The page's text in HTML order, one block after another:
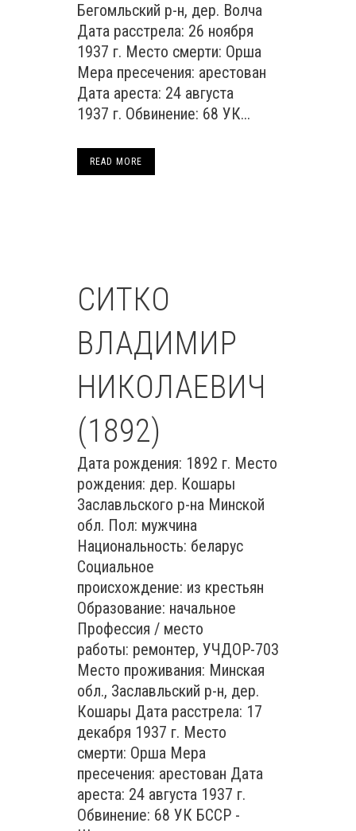
Бегомльский р-н, дер. Волча
Дата расстрела: 26 ноября
1937 г. Место смерти: Орша
Мера пресечения: арестован
Дата ареста: 24 августа
1937 г. Обвинение: 68 УК...
READ MORE
СИТКО
ВЛАДИМИР
НИКОЛАЕВИЧ
(1892)
Дата рождения: 1892 г. Место
рождения: дер. Кошары
Заславльского р-на Минской
обл. Пол: мужчина
Национальность: беларус
Социальное
происхождение: из крестьян
Образование: начальное
Профессия / место
работы: ремонтер, УЧДОР-703
Место проживания: Минская
обл., Заславльский р-н, дер.
Кошары Дата расстрела: 17
декабря 1937 г. Место
смерти: Орша Мера
пресечения: арестован Дата
ареста: 24 августа 1937 г.
Обвинение: 68 УК БССР -